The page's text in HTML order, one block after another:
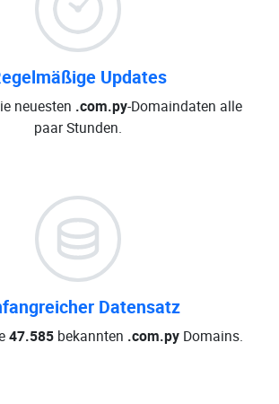
Updates
neuesten .com.py-Domaindaten alle
paar Stunden.
Datensatz
47.585bekannten .com.pyDomains.